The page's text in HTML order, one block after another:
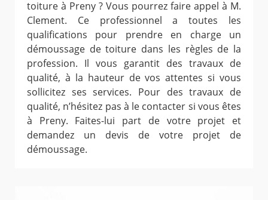
toiture à Preny ? Vous pourrez faire appel à M.
Clement. Ce professionnel a toutes les
qualifications pour prendre en charge un
démoussage de toiture dans les règles de la
profession. Il vous garantit des travaux de
qualité, à la hauteur de vos attentes si vous
sollicitez ses services. Pour des travaux de
qualité, n’hésitez pas à le contacter si vous êtes
à Preny. Faites-lui part de votre projet et
demandez un devis de votre projet de
démoussage.